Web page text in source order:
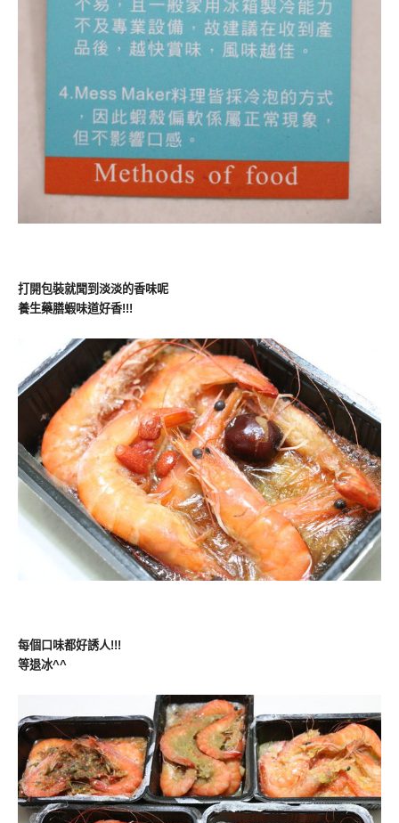
打開包裝就聞到淡淡的香味呢
養生藥膳蝦味道好香!!!
每個口味都好誘人!!!
等退冰^^